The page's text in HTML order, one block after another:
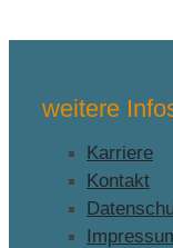
weitere
Karriere
Kontakt